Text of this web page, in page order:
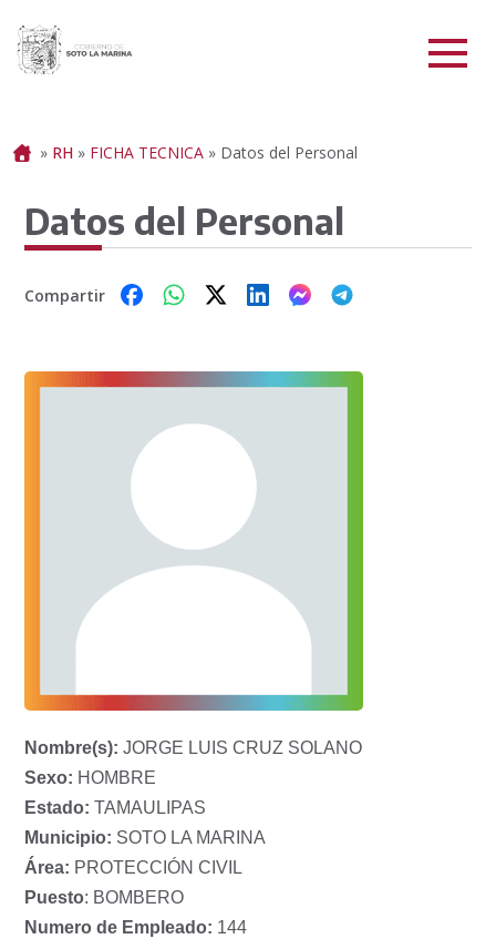
Portada
» RH » FICHA TECNICA » Datos del Personal
Datos del Personal
Compartir
Nombre(s): JORGE LUIS CRUZ SOLANO
Sexo: HOMBRE
Estado: TAMAULIPAS
Municipio: SOTO LA MARINA
Área: PROTECCIÓN CIVIL
Puesto: BOMBERO
Numero de Empleado: 144